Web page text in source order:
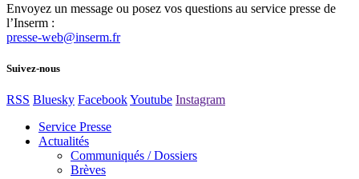
Envoyez un message ou posez vos questions au service presse de
l’Inserm :
presse-web@inserm.fr
Suivez-nous
RSS Bluesky FacebookYoutube Instagram
Service Presse
Actualités
Communiqués / Dossiers
Brèves